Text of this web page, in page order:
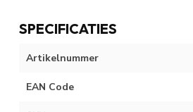
SPECIFICATIES
Artikelnummer
EAN Code